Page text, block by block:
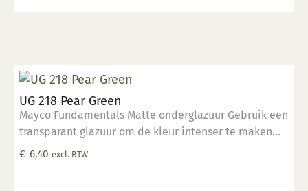
UG 218 Pear Green
Mayco Fundamentals Matte onderglazuur Gebruik een
transparant glazuur om de kleur intenser te maken
Geschikt voor gebruiksgoed mits er een transparant
€ 6,40 excl. BTW